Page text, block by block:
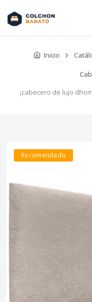
Inicio
¡cabecero de lujo
Recomendado